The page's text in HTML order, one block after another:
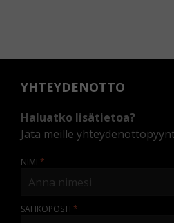
YHTEYDENOTTO
Haluatko lisätietoa?
Jätä meille
NIMI
SÄHKÖPOSTI